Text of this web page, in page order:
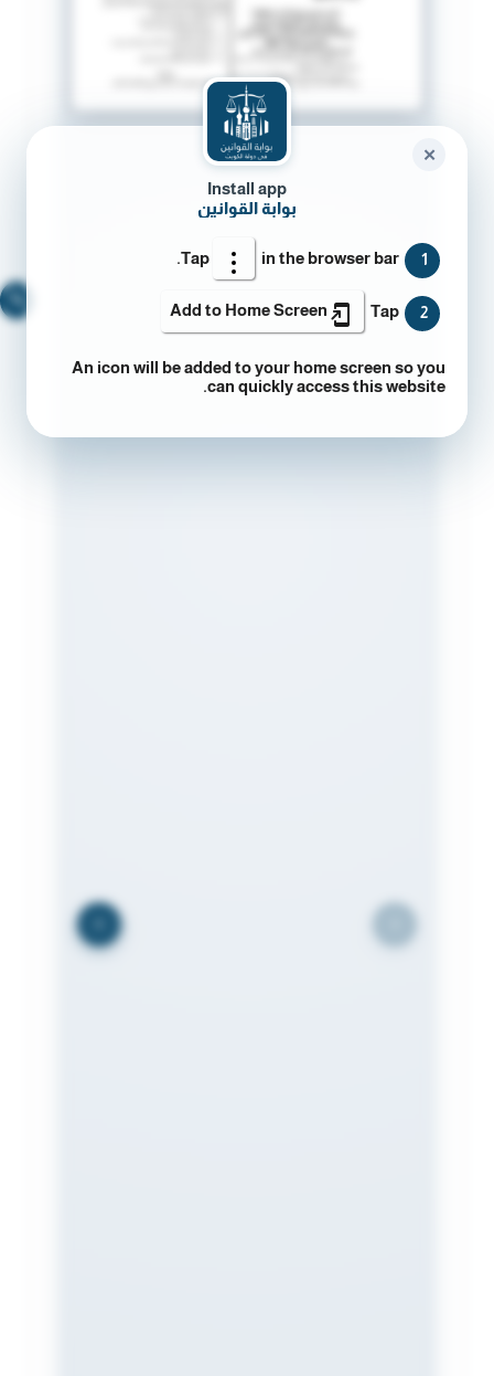
Install app
بوابة القوانين
1
Tap in the browser bar.
2
Tap
Add to Home Screen
An icon will be added to your home screen so you
can quickly access this website.
✕